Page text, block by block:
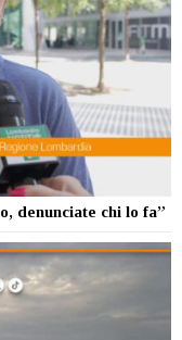
denunciate chi lo fa”